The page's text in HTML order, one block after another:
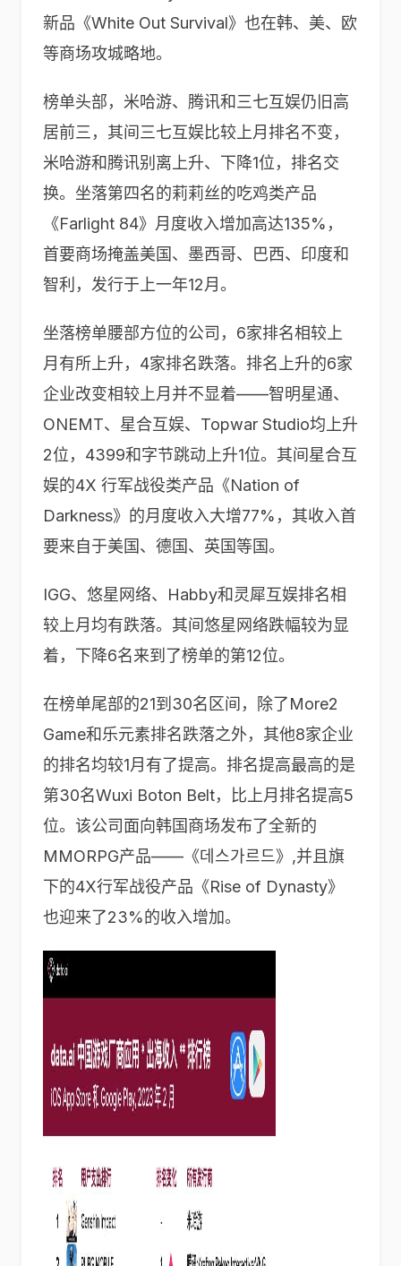
新品《White Out Survival》也在韩、美、欧
等商场攻城略地。
榜单头部，米哈游、腾讯和三七互娱仍旧高
居前三，其间三七互娱比较上月排名不变，
米哈游和腾讯别离上升、下降1位，排名交
换。坐落第四名的莉莉丝的吃鸡类产品
《Farlight 84》月度收入增加高达135%，
首要商场掩盖美国、墨西哥、巴西、印度和
智利，发行于上一年12月。
坐落榜单腰部方位的公司，6家排名相较上
月有所上升，4家排名跌落。排名上升的6家
企业改变相较上月并不显着——智明星通、
ONEMT、星合互娱、Topwar Studio均上升
2位，4399和字节跳动上升1位。其间星合互
娱的4X 行军战役类产品《Nation of
Darkness》的月度收入大增77%，其收入首
要来自于美国、德国、英国等国。
IGG、悠星网络、Habby和灵犀互娱排名相
较上月均有跌落。其间悠星网络跌幅较为显
着，下降6名来到了榜单的第12位。
在榜单尾部的21到30名区间，除了More2
Game和乐元素排名跌落之外，其他8家企业
的排名均较1月有了提高。排名提高最高的是
第30名Wuxi Boton Belt，比上月排名提高5
位。该公司面向韩国商场发布了全新的
MMORPG产品——《데스가르드》,并且旗
下的4X行军战役产品《Rise of Dynasty》
也迎来了23%的收入增加。